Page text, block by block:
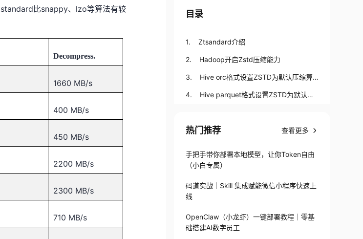
比snappy、 lzo等算法有较
Decompress.
1660 MB/s
400 MB/s
450 MB/s
2200 MB/s
2300 MB/s
710 MB/s
目录
1. Ztsandard介绍
2. Hadoop开启Zstd压缩能力
3. Hive orc格式设置ZSTD为默认压缩算
法。
4. Hive parquet格式设置ZSTD为默认压
热门推荐 查看更多
手把手带你部署本地模型，让你Token自由
（小白专属）
码道实战｜Skill 集成赋能微信小程序快速上
线
OpenClaw（小龙虾）一键部署教程｜零基
础搭建AI数字员工